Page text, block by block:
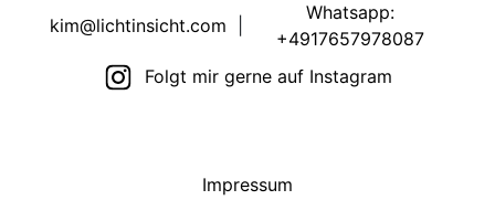
kim@lichtinsicht.com
Whatsapp:
+4917657978087
Folgt mir gerne auf Instagram
Impressum